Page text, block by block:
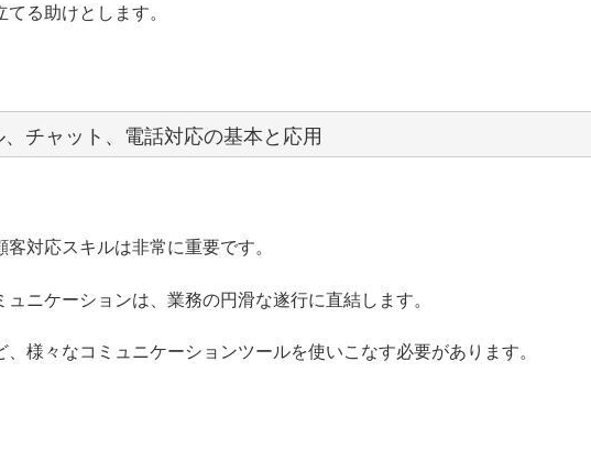
る助けとします。
チャット、電話対応の基本と応用
対応スキルは非常に重要です。
ニケーションは、業務の円滑な遂行に直結します。
、様々なコミュニケーションツールを使いこなす必要があります。